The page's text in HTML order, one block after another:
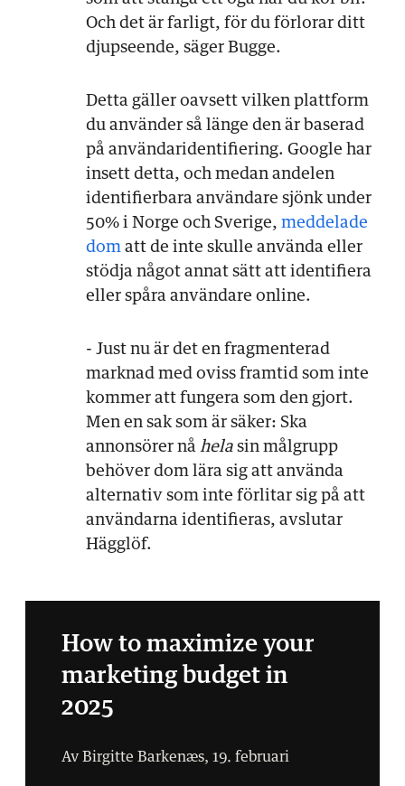
Och det är farligt, för du förlorar ditt
djupseende, säger Bugge.
Detta gäller oavsett vilken plattform
du använder så länge den är baserad
på användaridentifiering. Google har
insett detta, och medan andelen
identifierbara användare sjönk under
50% i Norge och Sverige,meddelade
dom att de inte skulle använda eller
stödja något annat sätt att identifiera
eller spåra användare online.
- Just nu är det en fragmenterad
marknad med oviss framtid som inte
kommer att fungera som den gjort.
Men en sak som är säker: Ska
annonsörer nåhela sin målgrupp
behöver dom lära sig att använda
alternativ som inte förlitar sig på att
användarna identifieras, avslutar
Hägglöf.
How to maximize your
marketing budget in
2025
Av Birgitte Barkenæs, 19. februari